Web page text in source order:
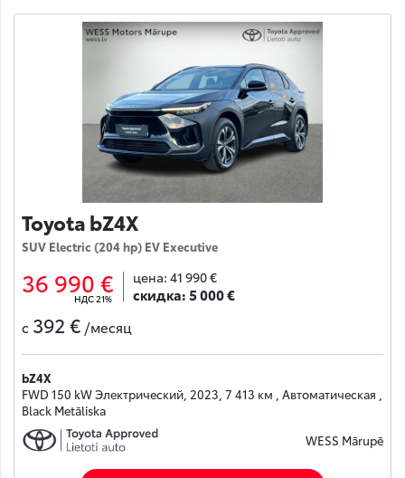
Toyota bZ4X
SUV Electric (204 hp) EV Executive
36 990 €
НДС 21%
цена: 41 990 €
скидка:5 000 €
с 392 € /месяц
bZ4X
FWD 150 kW Электрический, 2023, 7 413 км , Автоматическая ,
Black Metāliska
WESS Mārupē